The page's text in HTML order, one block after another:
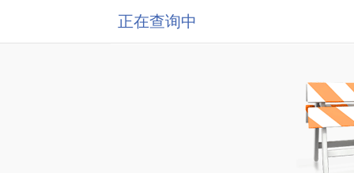
正在查询中